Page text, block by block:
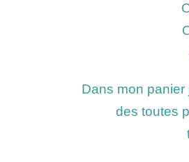
Dans mon panier
des toutes